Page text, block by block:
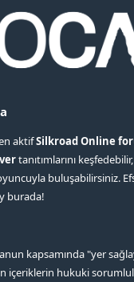
aktifSilkroad Online
tanıtımlarını
buluşabilirsiniz.
burada!
kapsamında "yer
içeriklerin hukuki